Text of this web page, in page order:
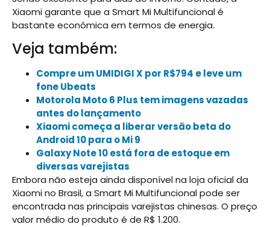
Xiaomi garante que a Smart Mi Multifuncional é
bastante econômica em termos de energia.
Veja também:
Compre um UMIDIGI X por R$794 e leve um
fone Ubeats
Motorola Moto 6 Plus tem imagens vazadas
antes do lançamento
Xiaomi começa a liberar versão beta do
Android 10 para o Mi 9
Galaxy Note 10 está fora de estoque em
diversas varejistas
Embora não esteja ainda disponível na loja oficial da
Xiaomi no Brasil, a Smart Mi Multifuncional pode ser
encontrada nas principais varejistas chinesas. O preço
valor médio do produto é de R$ 1.200.